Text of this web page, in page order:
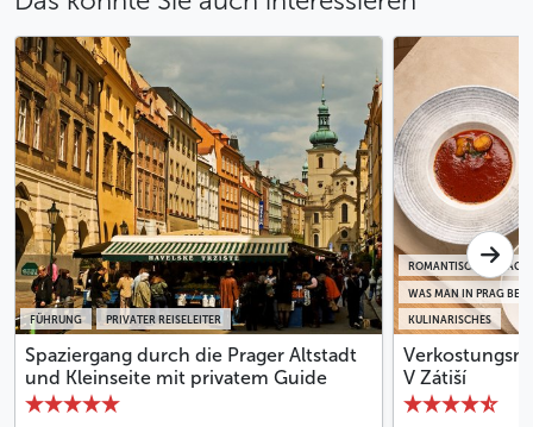
FÜHRUNG PRIVATER REISELEITER
Spaziergang durch die Prager Altstadt
und Kleinseite mit privatem Guide
KULINARISCHES
WAS MAN IN PRAG BEI
ROMANTISCHES PRAG
V Zátiší